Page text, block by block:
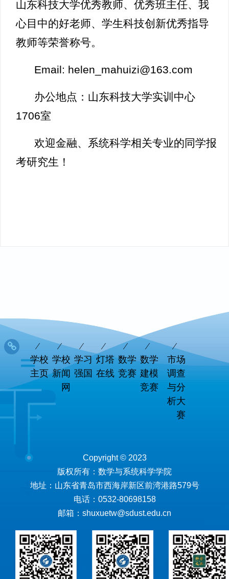
山东科技大学优秀教师、优秀班主任、我
心目中的好老师、学生科技创新优秀指导
教师等荣誉称号。
Email: helen_mahuizi@163.com
办公地点：山东科技大学实训中心
1706室
欢迎金融、系统科学相关专业的同学报
考研究生！
学校
主页
学校
新闻
网
学习
强国
灯塔
在线
数学
竞赛
数学
建模
竞赛
市场
调查
与分
析大
赛
Copyright © 2023
版权所有：数学与系统科学学院
地址：山东省青岛市西海岸新区前湾港路579号
电话：0532-80698158
邮箱：shuxuetw@sdust.edu.cn